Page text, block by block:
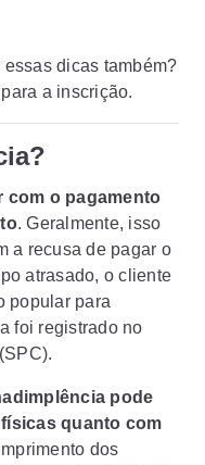
dicas também?
a inscrição.
com o pagamento
. Geralmente, isso
a recusa de pagar o
atrasado, o cliente
popular para
foi registrado no
pode
quanto com
dos